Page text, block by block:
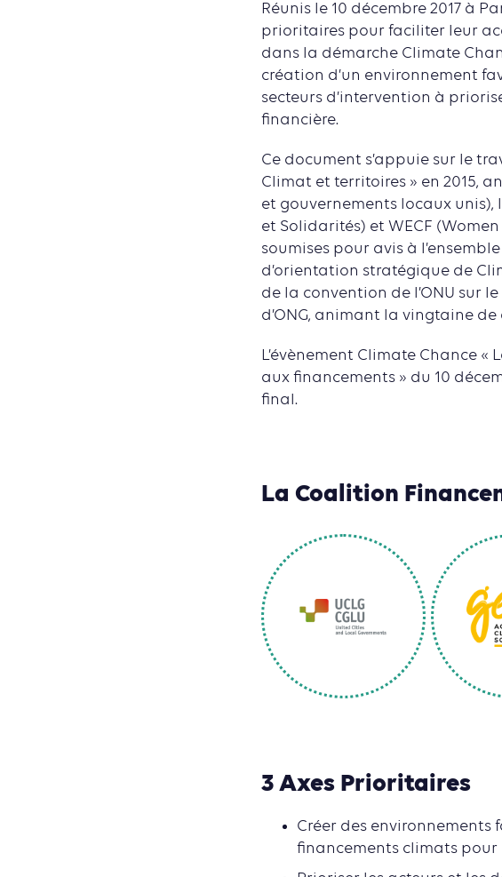
Réunis le 10 décembre 2017 à
prioritaires pour faciliter leur
dans la démarche Climate
création d’un environnement
secteurs d’intervention à
financière.
Ce document s’appuie sur le
Climat et territoires » en 2015,
et gouvernements locaux unis),
et Solidarités) et WECF
soumises pour avis à
d’orientation stratégique de
de la convention de l’ONU sur
d’ONG, animant la vingtaine
L’évènement Climate Chance
aux financements » du 10
final.
La Coalition
3 Axes Prioritaires
Créer des environnements
financements climats